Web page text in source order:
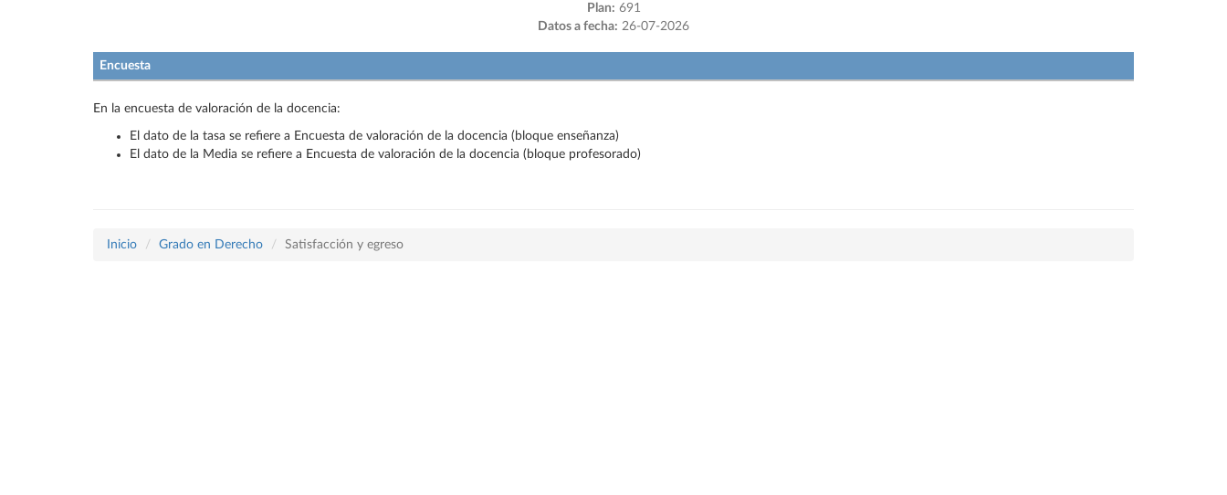
Plan: 691
Datos a fecha: 26-07-2026
Encuesta
En la encuesta de valoración de la docencia:
El dato de la tasa se refiere a Encuesta de valoración de la docencia (bloque enseñanza)
El dato de la Media se refiere a Encuesta de valoración de la docencia (bloque profesorado)
Inicio Grado en Derecho Satisfacción y egreso